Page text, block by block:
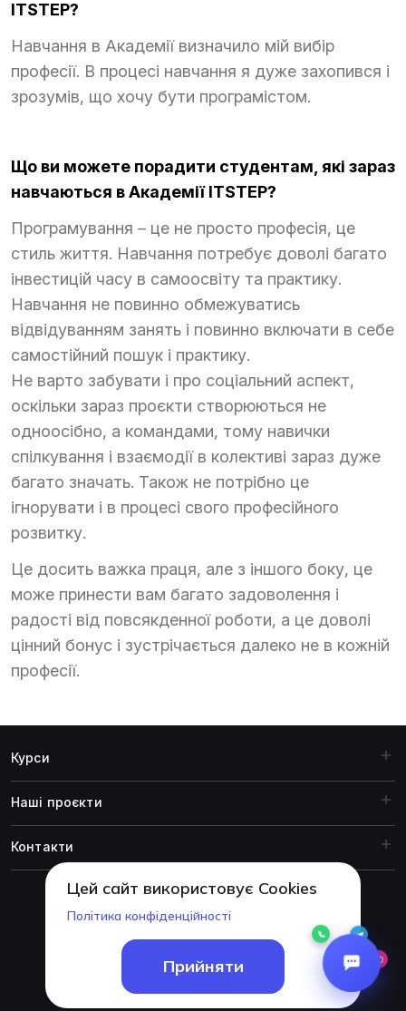
ITSTEP?
Навчання в Академії визначило мій вибір
професії. В процесі навчання я дуже захопився і
зрозумів, що хочу бути програмістом.
Що ви можете порадити студентам, які зараз
навчаються в Академії ITSTEP?
Програмування – це не просто професія, це
стиль життя. Навчання потребує доволі багато
інвестицій часу в самоосвіту та практику.
Навчання не повинно обмежуватись
відвідуванням занять і повинно включати в себе
самостійний пошук і практику.
Не варто забувати і про соціальний аспект,
оскільки зараз проєкти створюються не
одноосібно, а командами, тому навички
спілкування і взаємодії в колективі зараз дуже
багато значать. Також не потрібно це
ігнорувати і в процесі свого професійного
розвитку.
Це досить важка праця, але з іншого боку, це
може принести вам багато задоволення і
радості від повсякденної роботи, а це доволі
цінний бонус і зустрічається далеко не в кожній
професії.
Курси
Наші проєкти
Контакти
© 1999-2026 Академія ITSTEP.
Цей сайт використовує Cookies
Політика конфіденційності
Прийняти